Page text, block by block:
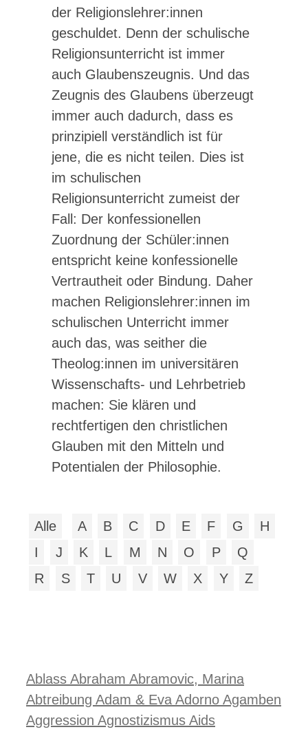
der Religionslehrer:innen
geschuldet. Denn der schulische
Religionsunterricht ist immer
auch Glaubenszeugnis. Und das
Zeugnis des Glaubens überzeugt
immer auch dadurch, dass es
prinzipiell verständlich ist für
jene, die es nicht teilen. Dies ist
im schulischen
Religionsunterricht zumeist der
Fall: Der konfessionellen
Zuordnung der Schüler:innen
entspricht keine konfessionelle
Vertrautheit oder Bindung. Daher
machen Religionslehrer:innen im
schulischen Unterricht immer
auch das, was seither die
Theolog:innen im universitären
Wissenschafts- und Lehrbetrieb
machen: Sie klären und
rechtfertigen den christlichen
Glauben mit den Mitteln und
Potentialen der Philosophie.
Alle A B C D E F G
H
I
J K L M N O P
Q
R
S T U V W X Y Z
Ablass Abraham Abramovic, Marina
Abtreibung Adam & Eva Adorno Agamben
Aggression Agnostizismus Aids